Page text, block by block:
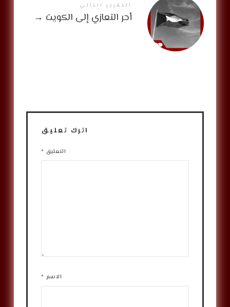
التقرير التالي
أحر التعازي إلى الكويت →
اترك تعليق
التعليق *
الاسم *